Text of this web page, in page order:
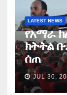
LATEST NEWS
የአማራ
ክትትል
ሰጠ
JUL 30,